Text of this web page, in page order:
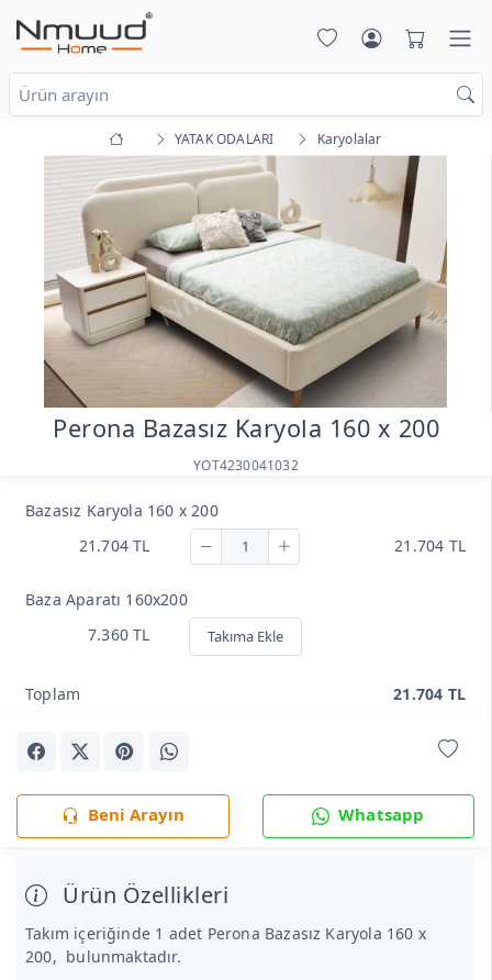
YATAK ODALARI Karyolalar
Perona Bazasız Karyola 160 x 200
YOT4230041032
Bazasız Karyola 160 x 200
21.704 TL
21.704 TL
Baza Aparatı 160x200
7.360 TL
Takıma Ekle
Toplam 21.704 TL
Beni Arayın Whatsapp
Ürün Özellikleri
Takım içeriğinde 1 adet Perona Bazasız Karyola 160 x
200, bulunmaktadır.